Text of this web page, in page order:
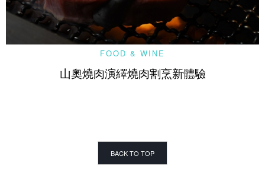
FOOD & WINE
山奧燒肉演繹燒肉割烹新體驗
BACK TO TOP